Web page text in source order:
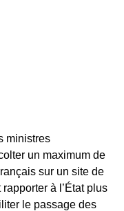
ministres
un maximum de
sur un site de
à l’État plus
le passage des